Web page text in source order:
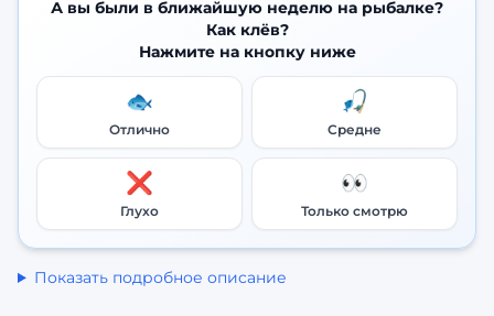
А вы были в ближайшую неделю на рыбалке?
Как клёв?
Нажмите на кнопку ниже
🐟
Отлично
🎣
Средне
❌
Глухо
👀
Только смотрю
Показать подробное описание